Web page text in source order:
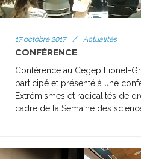
17 octobre 2017 / Actualités
CONFÉRENCE
Conférence au Cegep Lionel-
participé et présenté à une
Extrémismes et radicalités de
cadre de la Semaine des